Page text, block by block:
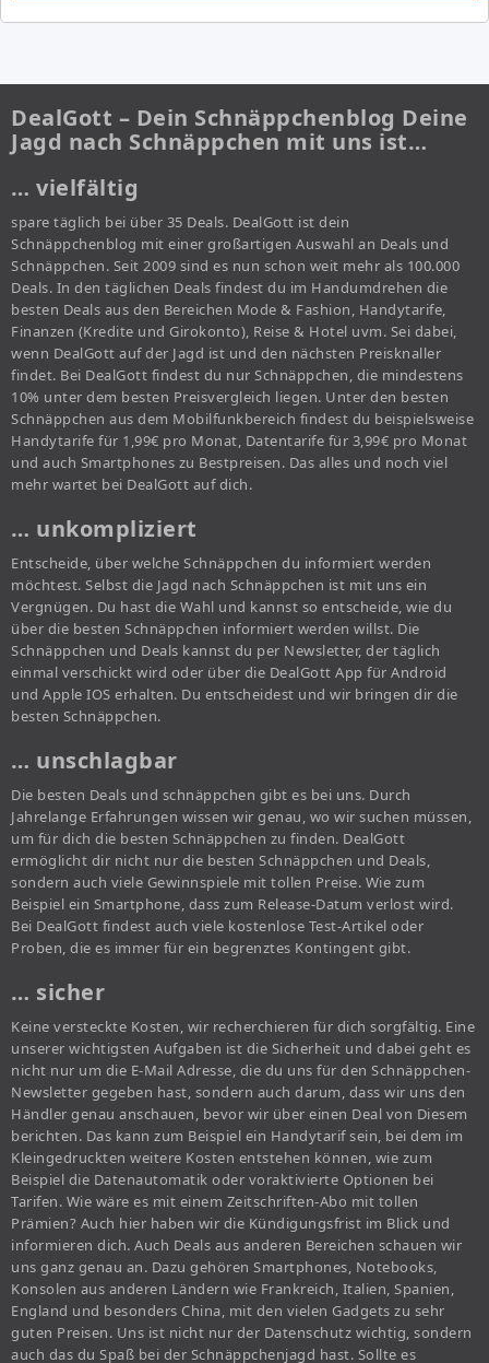
DealGott – Dein Schnäppchenblog Deine
Jagd nach Schnäppchen mit uns ist…
… vielfältig
spare täglich bei über 35 Deals. DealGott ist dein
Schnäppchenblog mit einer großartigen Auswahl an Deals und
Schnäppchen. Seit 2009 sind es nun schon weit mehr als 100.000
Deals. In den täglichen Deals findest du im Handumdrehen die
besten Deals aus den Bereichen Mode & Fashion, Handytarife,
Finanzen (Kredite und Girokonto), Reise & Hotel uvm. Sei dabei,
wenn DealGott auf der Jagd ist und den nächsten Preisknaller
findet. Bei DealGott findest du nur Schnäppchen, die mindestens
10% unter dem besten Preisvergleich liegen. Unter den besten
Schnäppchen aus dem Mobilfunkbereich findest du beispielsweise
Handytarife für 1,99€ pro Monat, Datentarife für 3,99€ pro Monat
und auch Smartphones zu Bestpreisen. Das alles und noch viel
mehr wartet bei DealGott auf dich.
… unkompliziert
Entscheide, über welche Schnäppchen du informiert werden
möchtest. Selbst die Jagd nach Schnäppchen ist mit uns ein
Vergnügen. Du hast die Wahl und kannst so entscheide, wie du
über die besten Schnäppchen informiert werden willst. Die
Schnäppchen und Deals kannst du per Newsletter, der täglich
einmal verschickt wird oder über die DealGott App für Android
und Apple IOS erhalten. Du entscheidest und wir bringen dir die
besten Schnäppchen.
… unschlagbar
Die besten Deals und schnäppchen gibt es bei uns. Durch
Jahrelange Erfahrungen wissen wir genau, wo wir suchen müssen,
um für dich die besten Schnäppchen zu finden. DealGott
ermöglicht dir nicht nur die besten Schnäppchen und Deals,
sondern auch viele Gewinnspiele mit tollen Preise. Wie zum
Beispiel ein Smartphone, dass zum Release-Datum verlost wird.
Bei DealGott findest auch viele kostenlose Test-Artikel oder
Proben, die es immer für ein begrenztes Kontingent gibt.
… sicher
Keine versteckte Kosten, wir recherchieren für dich sorgfältig. Eine
unserer wichtigsten Aufgaben ist die Sicherheit und dabei geht es
nicht nur um die E-Mail Adresse, die du uns für den Schnäppchen-
Newsletter gegeben hast, sondern auch darum, dass wir uns den
Händler genau anschauen, bevor wir über einen Deal von Diesem
berichten. Das kann zum Beispiel ein Handytarif sein, bei dem im
Kleingedruckten weitere Kosten entstehen können, wie zum
Beispiel die Datenautomatik oder voraktivierte Optionen bei
Tarifen. Wie wäre es mit einem Zeitschriften-Abo mit tollen
Prämien? Auch hier haben wir die Kündigungsfrist im Blick und
informieren dich. Auch Deals aus anderen Bereichen schauen wir
uns ganz genau an. Dazu gehören Smartphones, Notebooks,
Konsolen aus anderen Ländern wie Frankreich, Italien, Spanien,
England und besonders China, mit den vielen Gadgets zu sehr
guten Preisen. Uns ist nicht nur der Datenschutz wichtig, sondern
auch das du Spaß bei der Schnäppchenjagd hast. Sollte es